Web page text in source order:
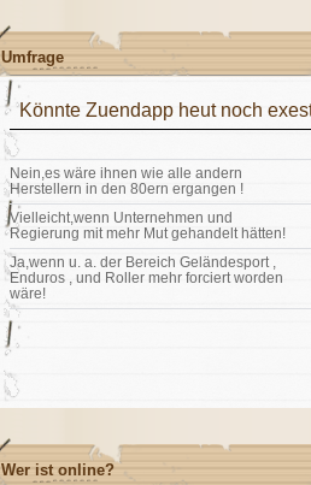
Umfrage
Könnte Zuendapp heut noch
Nein,es wäre ihnen wie alle andern
Herstellern in den 80ern ergangen !
Vielleicht,wenn Unternehmen und
Regierung mit mehr Mut gehandelt hätten!
Ja,wenn u. a. der Bereich Geländesport ,
Enduros , und Roller mehr forciert worden
wäre!
Wer ist online?